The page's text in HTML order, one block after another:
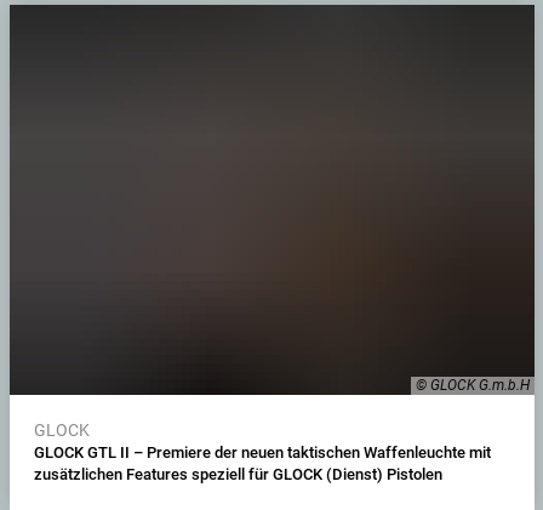
© GLOCK G.m.b.H
GLOCK
GLOCK GTL II – Premiere der neuen taktischen Waffenleuchte mit
zusätzlichen Features speziell für GLOCK (Dienst) Pistolen